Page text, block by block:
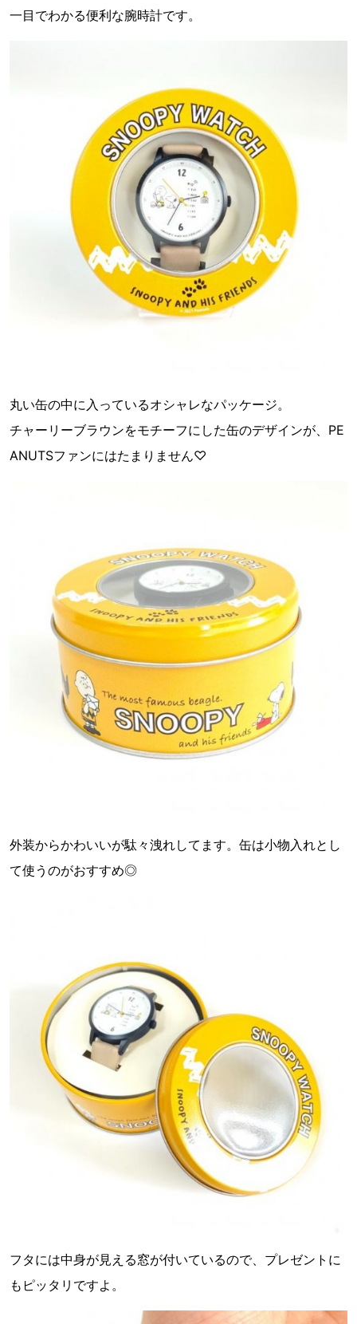
一目でわかる便利な腕時計です。
丸い缶の中に入っているオシャレなパッケージ。
チャーリーブラウンをモチーフにした缶のデザインが、PE
ANUTSファンにはたまりません♡
外装からかわいいが駄々洩れしてます。缶は小物入れとし
て使うのがおすすめ◎
フタには中身が見える窓が付いているので、プレゼントに
もピッタリですよ。